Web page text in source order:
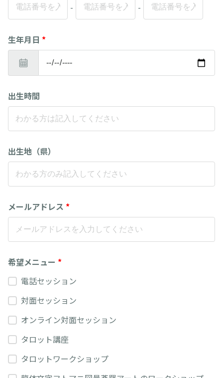
-
-
生年月日 *
出生時間
出生地（県）
メールアドレス *
希望メニュー *
電話セッション
対面セッション
オンライン対面セッション
タロット講座
タロットワークショップ